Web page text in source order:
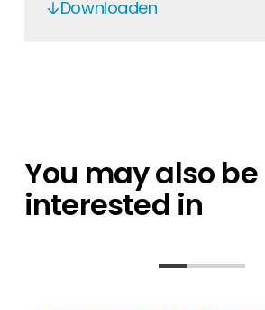
Downloaden
You may also be
interested in